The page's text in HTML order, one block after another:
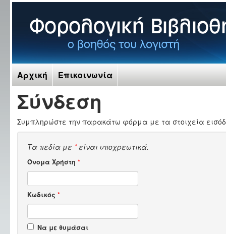
Αρχική Επικοινωνία
Σύνδεση
Συμπληρώστε την παρακάτω φόρμα με τα στοιχεία
Τα πεδία με *είναι υποχρεωτικά.
Όνομα Χρήστη *
Κωδικός *
Να με θυμάσαι